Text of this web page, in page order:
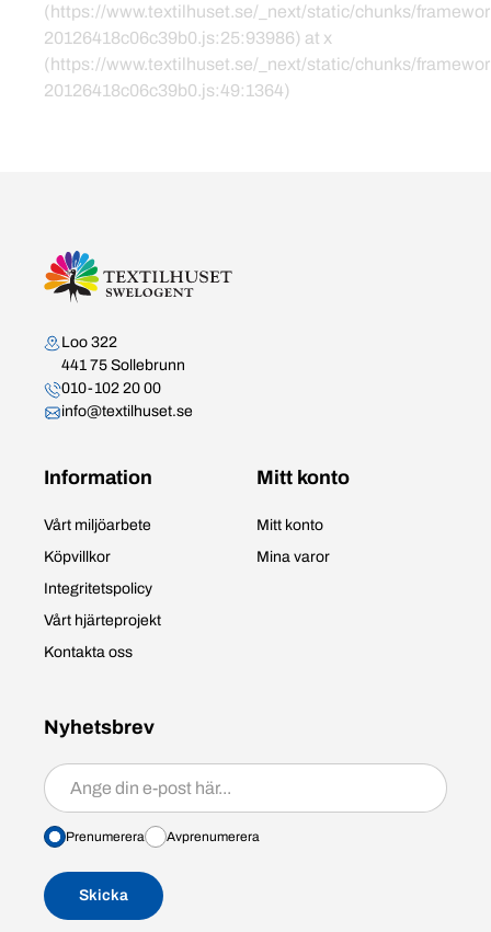
(https://www.textilhuset.se/_next/static/chunks/
20126418c06c39b0.js:25:93986) at x
(https://www.textilhuset.se/_next/static/chunks/
20126418c06c39b0.js:49:1364)
Kontakta oss
Loo 322
441 75 Sollebrunn
010-102 20 00
info@textilhuset.se
Information
Vårt miljöarbete
Köpvillkor
Integritetspolicy
Vårt hjärteprojekt
Kontakta oss
Mitt konto
Mitt konto
Mina varor
Nyhetsbrev
Prenumerera/avprenumerera
Prenumerera Avprenumerera
Skicka